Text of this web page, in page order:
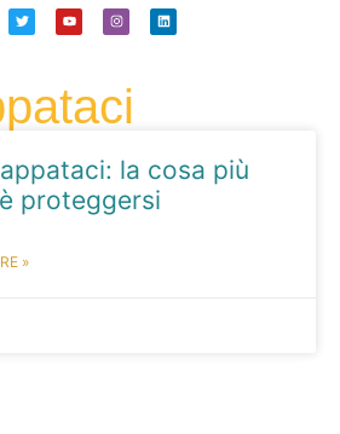
la cosa più
proteggersi
»